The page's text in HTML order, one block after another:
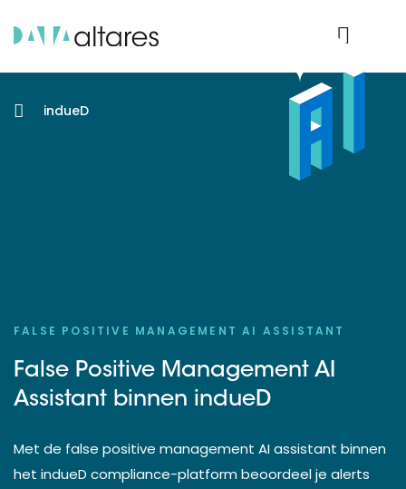
indueD
FALSE POSITIVE MANAGEMENT AI ASSISTANT
False Positive Management AI
Assistant binnen indueD
Met de false positive management AI assistant binnen
het indueD compliance-platform beoordeel je alerts